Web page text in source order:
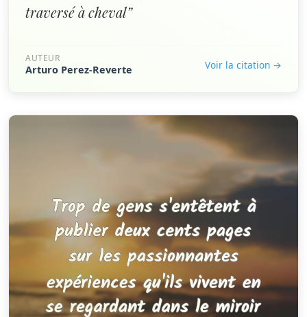
traversé à cheval”
AUTEUR
Arturo Perez-Reverte Voir la citation →